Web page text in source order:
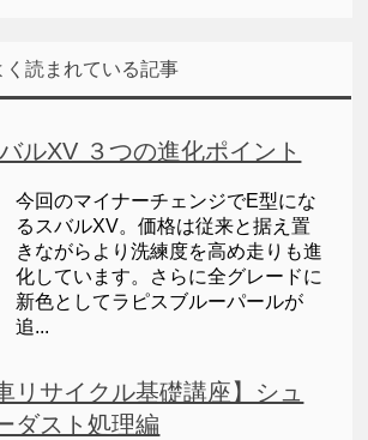
く読まれている記事
ルXV ３つの進化ポイント
今回のマイナーチェンジでE型にな
るスバルXV。価格は従来と据え置
きながらより洗練度を高め走りも進
化しています。さらに全グレードに
新色としてラピスブルーパールが
追...
リサイクル基礎講座】シュ
ダスト処理編